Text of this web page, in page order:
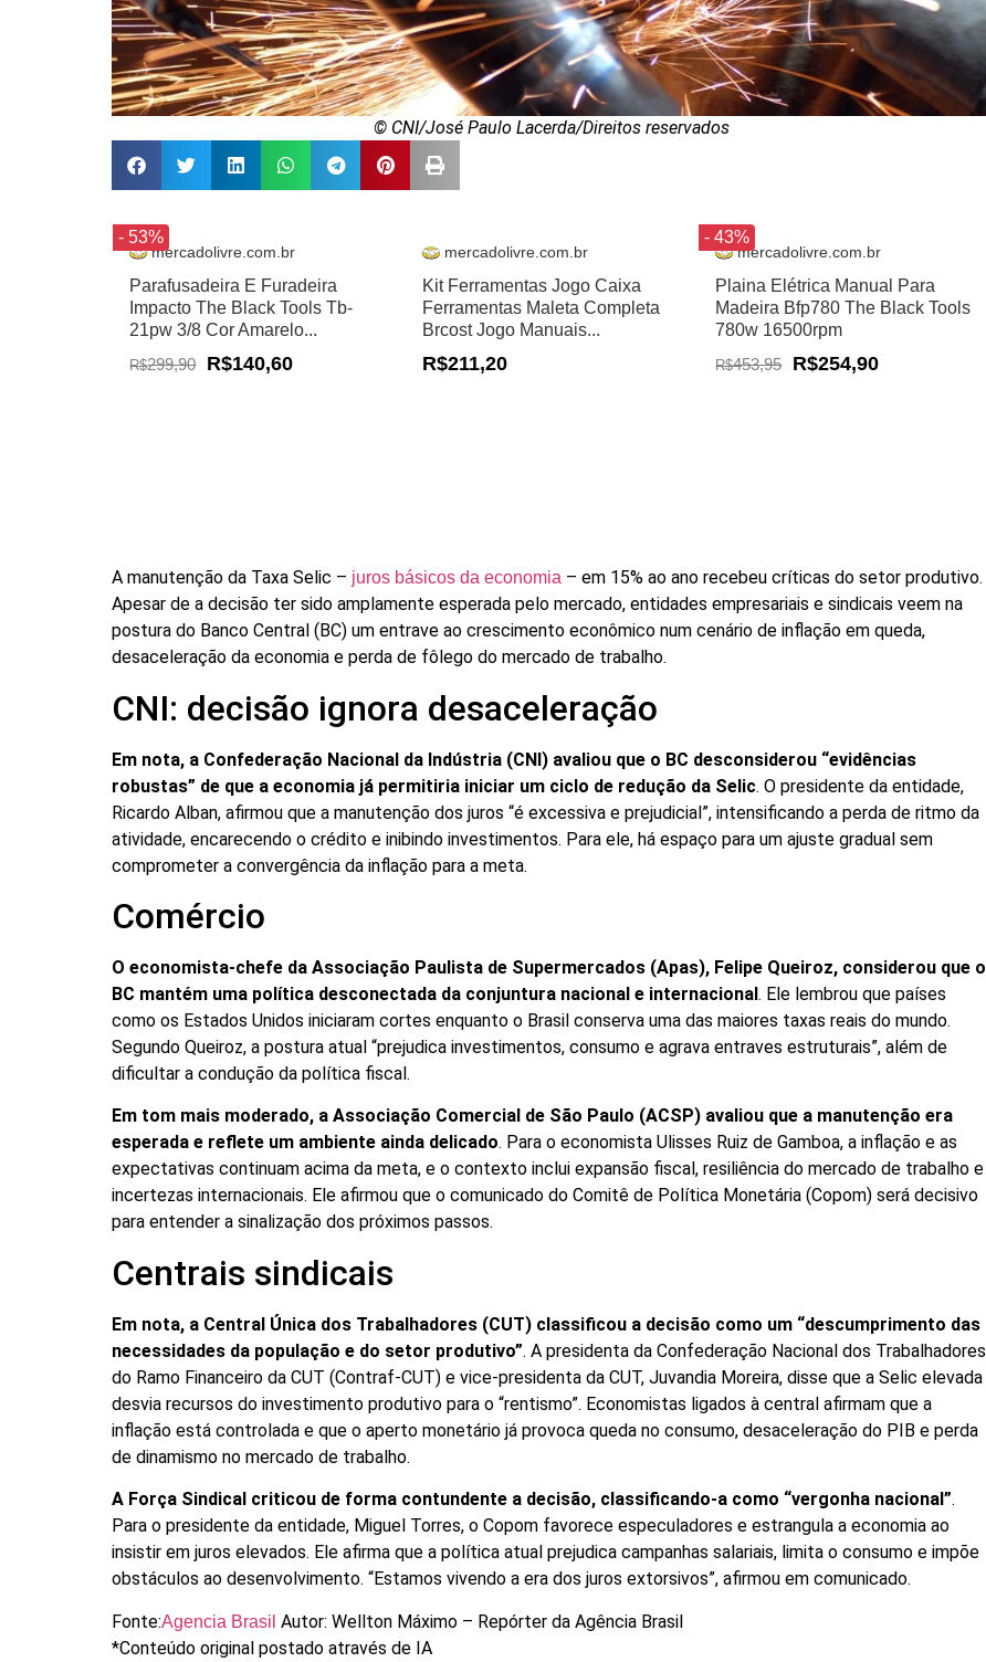
© CNI/José Paulo Lacerda/Direitos reservados
- 53%
mercadolivre.com.br
Parafusadeira E Furadeira
Impacto The Black Tools Tb-
21pw 3/8 Cor Amarelo...
R$299,90 R$140,60
mercadolivre.com.br
Kit Ferramentas Jogo Caixa
Ferramentas Maleta Completa
Brcost Jogo Manuais...
R$211,20
- 43%
mercadolivre.com.br
Plaina Elétrica Manual Para
Madeira Bfp780 The Black Tools
780w 16500rpm
R$453,95 R$254,90
A manutenção da Taxa Selic – juros básicos da economia – em 15% ao ano recebeu críticas do setor produtivo.
Apesar de a decisão ter sido amplamente esperada pelo mercado, entidades empresariais e sindicais veem na
postura do Banco Central (BC) um entrave ao crescimento econômico num cenário de inflação em queda,
desaceleração da economia e perda de fôlego do mercado de trabalho.
CNI: decisão ignora desaceleração
Em nota, a Confederação Nacional da Indústria (CNI) avaliou que o BC desconsiderou “evidências
robustas” de que a economia já permitiria iniciar um ciclo de redução da Selic. O presidente da entidade,
Ricardo Alban, afirmou que a manutenção dos juros “é excessiva e prejudicial”, intensificando a perda de ritmo da
atividade, encarecendo o crédito e inibindo investimentos. Para ele, há espaço para um ajuste gradual sem
comprometer a convergência da inflação para a meta.
Comércio
O economista-chefe da Associação Paulista de Supermercados (Apas), Felipe Queiroz, considerou que o
BC mantém uma política desconectada da conjuntura nacional e internacional. Ele lembrou que países
como os Estados Unidos iniciaram cortes enquanto o Brasil conserva uma das maiores taxas reais do mundo.
Segundo Queiroz, a postura atual “prejudica investimentos, consumo e agrava entraves estruturais”, além de
dificultar a condução da política fiscal.
Em tom mais moderado, a Associação Comercial de São Paulo (ACSP) avaliou que a manutenção era
esperada e reflete um ambiente ainda delicado. Para o economista Ulisses Ruiz de Gamboa, a inflação e as
expectativas continuam acima da meta, e o contexto inclui expansão fiscal, resiliência do mercado de trabalho e
incertezas internacionais. Ele afirmou que o comunicado do Comitê de Política Monetária (Copom) será decisivo
para entender a sinalização dos próximos passos.
Centrais sindicais
Em nota, a Central Única dos Trabalhadores (CUT) classificou a decisão como um “descumprimento das
necessidades da população e do setor produtivo”. A presidenta da Confederação Nacional dos Trabalhadores
do Ramo Financeiro da CUT (Contraf-CUT) e vice-presidenta da CUT, Juvandia Moreira, disse que a Selic elevada
desvia recursos do investimento produtivo para o “rentismo”. Economistas ligados à central afirmam que a
inflação está controlada e que o aperto monetário já provoca queda no consumo, desaceleração do PIB e perda
de dinamismo no mercado de trabalho.
A Força Sindical criticou de forma contundente a decisão, classificando-a como “vergonha nacional”.
Para o presidente da entidade, Miguel Torres, o Copom favorece especuladores e estrangula a economia ao
insistir em juros elevados. Ele afirma que a política atual prejudica campanhas salariais, limita o consumo e impõe
obstáculos ao desenvolvimento. “Estamos vivendo a era dos juros extorsivos”, afirmou em comunicado.
Fonte:Agencia BrasilAutor: Wellton Máximo – Repórter da Agência Brasil
*Conteúdo original postado através de IA